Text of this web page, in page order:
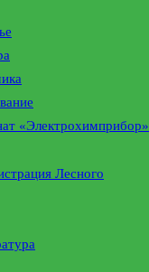
«Электрохимприбор»
Лесного